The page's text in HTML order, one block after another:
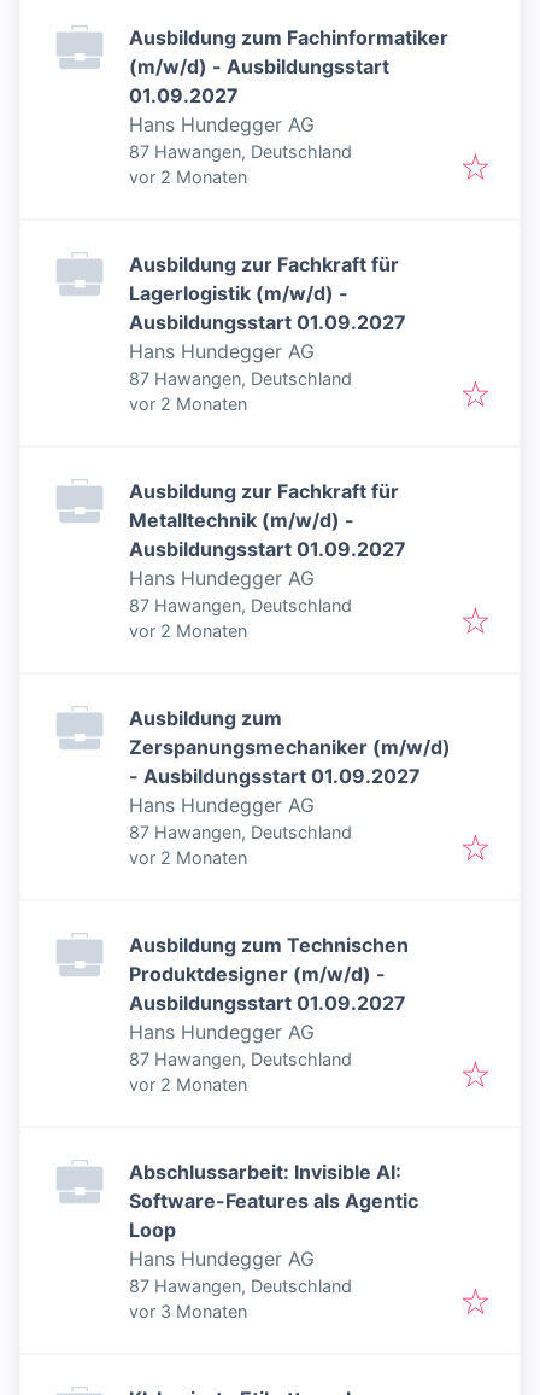
Ausbildung zum Fachinformatiker
(m/w/d) - Ausbildungsstart
01.09.2027
Hans Hundegger AG
87 Hawangen, Deutschland
Veröffentlicht:
vor 2 Monaten
Ausbildung zur Fachkraft für
Lagerlogistik (m/w/d) -
Ausbildungsstart 01.09.2027
Hans Hundegger AG
87 Hawangen, Deutschland
Veröffentlicht:
vor 2 Monaten
Ausbildung zur Fachkraft für
Metalltechnik (m/w/d) -
Ausbildungsstart 01.09.2027
Hans Hundegger AG
87 Hawangen, Deutschland
Veröffentlicht:
vor 2 Monaten
Ausbildung zum
Zerspanungsmechaniker (m/w/d)
- Ausbildungsstart 01.09.2027
Hans Hundegger AG
87 Hawangen, Deutschland
Veröffentlicht:
vor 2 Monaten
Ausbildung zum Technischen
Produktdesigner (m/w/d) -
Ausbildungsstart 01.09.2027
Hans Hundegger AG
87 Hawangen, Deutschland
Veröffentlicht:
vor 2 Monaten
Abschlussarbeit: Invisible AI:
Software-Features als Agentic
Loop
Hans Hundegger AG
87 Hawangen, Deutschland
Veröffentlicht:
vor 3 Monaten